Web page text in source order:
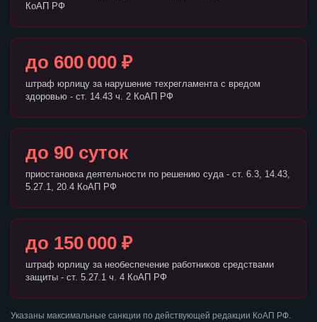
КоАП РФ
до 600 000 ₽
штраф юрлицу за нарушение техрегламента с вредом
здоровью - ст. 14.43 ч. 2 КоАП РФ
до 90 суток
приостановка деятельности по решению суда - ст. 6.3, 14.43,
5.27.1, 20.4 КоАП РФ
до 150 000 ₽
штраф юрлицу за необеспечение работников средствами
защиты - ст. 5.27.1 ч. 4 КоАП РФ
Указаны максимальные санкции по действующей редакции КоАП РФ.